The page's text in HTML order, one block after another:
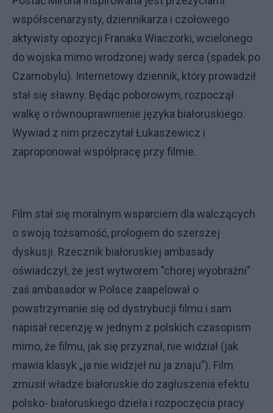
współscenarzysty, dziennikarza i czołowego
aktywisty opozycji Franaka Wiaczorki, wcielonego
do wojska mimo wrodzonej wady serca (spadek po
Czarnobylu). Internetowy dziennik, który prowadził
stał się sławny. Będąc poborowym, rozpoczął
walkę o równouprawnienie języka białoruskiego.
Wywiad z nim przeczytał Łukaszewicz i
zaproponował współpracę przy filmie.
Film stał się moralnym wsparciem dla walczących
o swoją tożsamość, prologiem do szerszej
dyskusji. Rzecznik białoruskiej ambasady
oświadczył, że jest wytworem "chorej wyobraźni"
zaś ambasador w Polsce zaapelował o
powstrzymanie się od dystrybucji filmu i sam
napisał recenzję w jednym z polskich czasopism
mimo, że filmu, jak się przyznał, nie widział (jak
mawia klasyk „ja nie widzjeł nu ja znaju”). Film
zmusił władze białoruskie do zagłuszenia efektu
polsko- białoruskiego dzieła i rozpoczęcia pracy